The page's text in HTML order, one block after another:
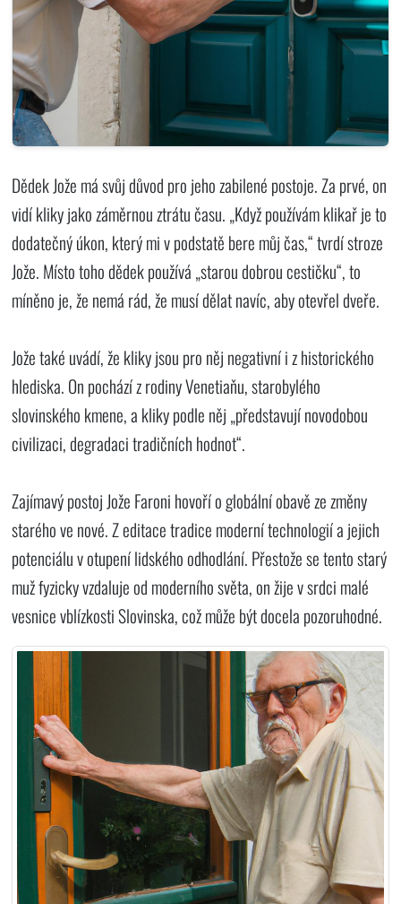
Dědek Jože má svůj důvod pro jeho zabilené postoje. Za prvé, on
vidí kliky jako záměrnou ztrátu času. „Když používám klikař je to
dodatečný úkon, který mi v podstatě bere můj čas,“ tvrdí stroze
Jože. Místo toho dědek používá „starou dobrou cestičku“, to
míněno je, že nemá rád, že musí dělat navíc, aby otevřel dveře.
Jože také uvádí, že kliky jsou pro něj negativní i z historického
hlediska. On pochází z rodiny Venetiaňu, starobylého
slovinského kmene, a kliky podle něj „představují novodobou
civilizaci, degradaci tradičních hodnot“.
Zajímavý postoj Jože Faroni hovoří o globální obavě ze změny
starého ve nové. Z editace tradice moderní technologií a jejich
potenciálu v otupení lidského odhodlání. Přestože se tento starý
muž fyzicky vzdaluje od moderního světa, on žije v srdci malé
vesnice vblízkosti Slovinska, což může být docela pozoruhodné.